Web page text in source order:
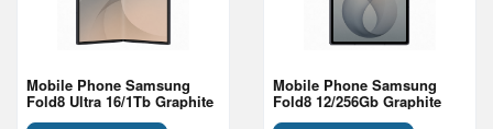
Mobile Phone Samsung
Fold8 Ultra 16/1Tb Graphite
Mobile Phone Samsung
Fold8 12/256Gb Graphite